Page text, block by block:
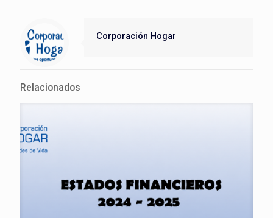
Corporación Hogar
Relacionados